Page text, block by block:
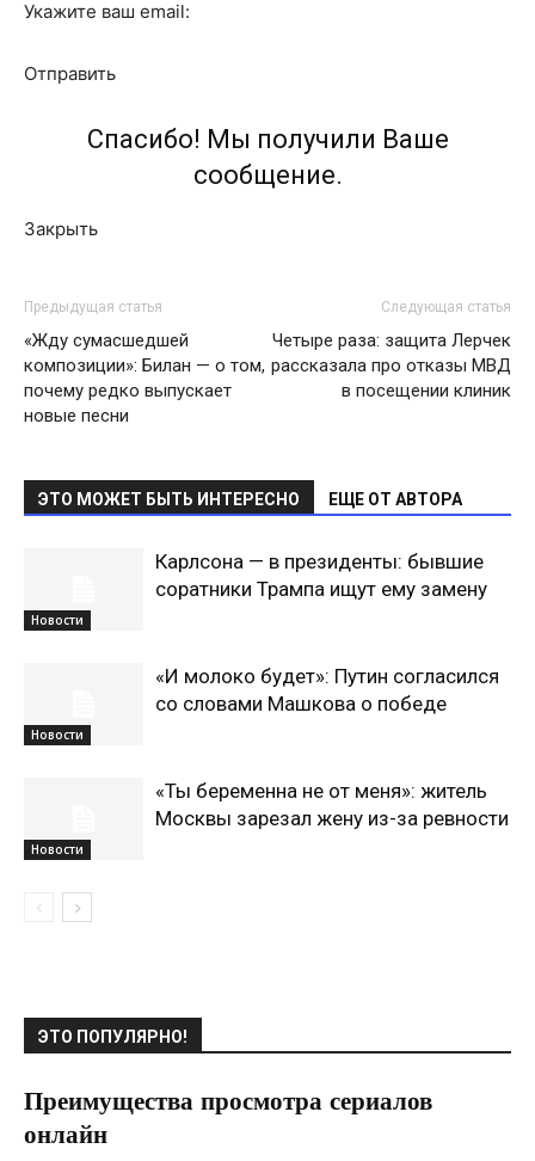
Укажите ваш email:
Отправить
Спасибо! Мы получили Ваше
сообщение.
Закрыть
Предыдущая статья
«Жду сумасшедшей
композиции»: Билан — о том,
почему редко выпускает
новые песни
Следующая статья
Четыре раза: защита Лерчек
рассказала про отказы МВД
в посещении клиник
ЭТО МОЖЕТ БЫТЬ ИНТЕРЕСНО ЕЩЕ ОТ АВТОРА
Новости
Карлсона — в президенты: бывшие
соратники Трампа ищут ему замену
Новости
«И молоко будет»: Путин согласился
со словами Машкова о победе
Новости
«Ты беременна не от меня»: житель
Москвы зарезал жену из-за ревности
ЭТО ПОПУЛЯРНО!
Преимущества просмотра сериалов
онлайн
25.08.2021